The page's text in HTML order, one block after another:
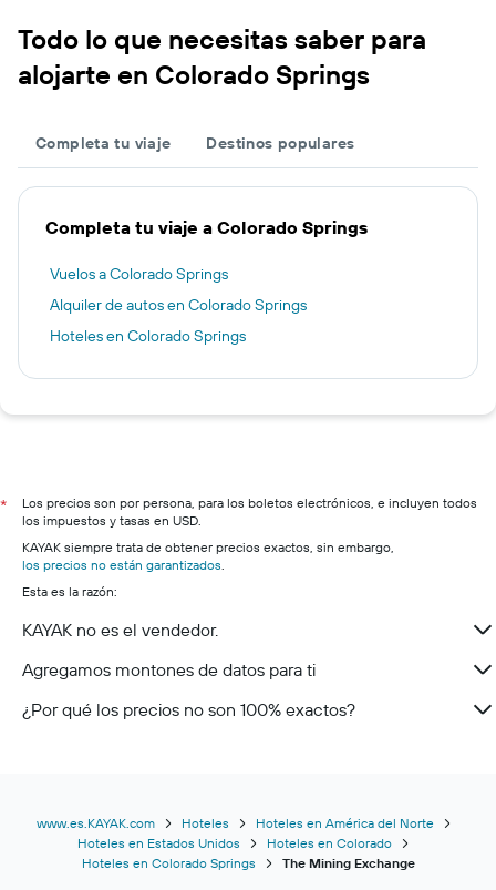
Todo lo que necesitas saber para
alojarte en Colorado Springs
Completa tu viaje Destinos populares
Completa tu viaje a Colorado Springs
Vuelos a Colorado Springs
Alquiler de autos en Colorado Springs
Hoteles en Colorado Springs
*
Los precios son por persona, para los boletos electrónicos, e incluyen todos
los impuestos y tasas en USD.
KAYAK siempre trata de obtener precios exactos, sin embargo,
los precios no están garantizados.
Esta es la razón:
KAYAK no es el vendedor.
Agregamos montones de datos para ti
¿Por qué los precios no son 100% exactos?
www.es.KAYAK.com Hoteles
Hoteles en América del Norte
Hoteles en Estados Unidos
Hoteles en Colorado
Hoteles en Colorado Springs
The Mining Exchange